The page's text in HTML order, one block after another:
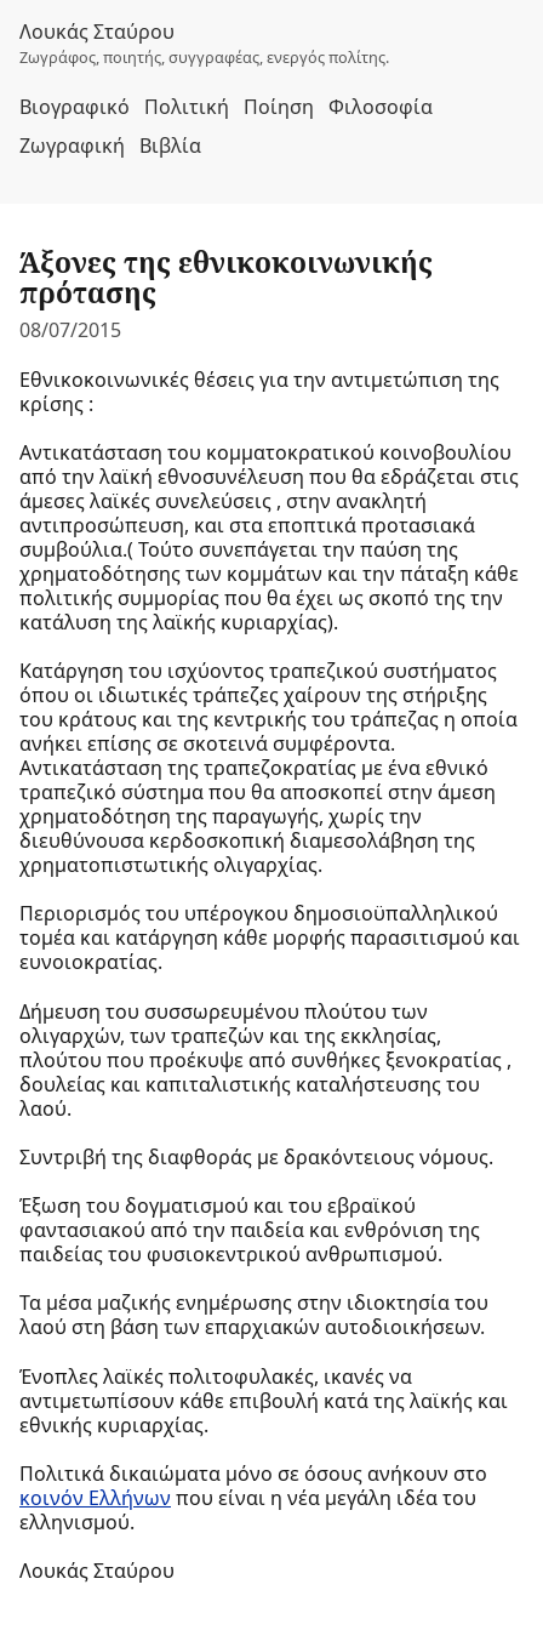
Λουκάς Σταύρου
Ζωγράφος, ποιητής, συγγραφέας, ενεργός πολίτης.
Βιογραφικό Πολιτική Ποίηση Φιλοσοφία
Ζωγραφική
Βιβλία
Άξονες της εθνικοκοινωνικής
πρότασης
08/07/2015
Εθνικοκοινωνικές θέσεις για την αντιμετώπιση της
κρίσης :
Αντικατάσταση του κομματοκρατικού κοινοβουλίου
από την λαϊκή εθνοσυνέλευση που θα εδράζεται στις
άμεσες λαϊκές συνελεύσεις , στην ανακλητή
αντιπροσώπευση, και στα εποπτικά προτασιακά
συμβούλια.( Τούτο συνεπάγεται την παύση της
χρηματοδότησης των κομμάτων και την πάταξη κάθε
πολιτικής συμμορίας που θα έχει ως σκοπό της την
κατάλυση της λαϊκής κυριαρχίας).
Κατάργηση του ισχύοντος τραπεζικού συστήματος
όπου οι ιδιωτικές τράπεζες χαίρουν της στήριξης
του κράτους και της κεντρικής του τράπεζας η οποία
ανήκει επίσης σε σκοτεινά συμφέροντα.
Αντικατάσταση της τραπεζοκρατίας με ένα εθνικό
τραπεζικό σύστημα που θα αποσκοπεί στην άμεση
χρηματοδότηση της παραγωγής, χωρίς την
διευθύνουσα κερδοσκοπική διαμεσολάβηση της
χρηματοπιστωτικής ολιγαρχίας.
Περιορισμός του υπέρογκου δημοσιοϋπαλληλικού
τομέα και κατάργηση κάθε μορφής παρασιτισμού και
ευνοιοκρατίας.
Δήμευση του συσσωρευμένου πλούτου των
ολιγαρχών, των τραπεζών και της εκκλησίας,
πλούτου που προέκυψε από συνθήκες ξενοκρατίας ,
δουλείας και καπιταλιστικής καταλήστευσης του
λαού.
Συντριβή της διαφθοράς με δρακόντειους νόμους.
Έξωση του δογματισμού και του εβραϊκού
φαντασιακού από την παιδεία και ενθρόνιση της
παιδείας του φυσιοκεντρικού ανθρωπισμού.
Τα μέσα μαζικής ενημέρωσης στην ιδιοκτησία του
λαού στη βάση των επαρχιακών αυτοδιοικήσεων.
Ένοπλες λαϊκές πολιτοφυλακές, ικανές να
αντιμετωπίσουν κάθε επιβουλή κατά της λαϊκής και
εθνικής κυριαρχίας.
Πολιτικά δικαιώματα μόνο σε όσους ανήκουν στο
κοινόν Ελλήνων που είναι η νέα μεγάλη ιδέα του
ελληνισμού.
Λουκάς Σταύρου